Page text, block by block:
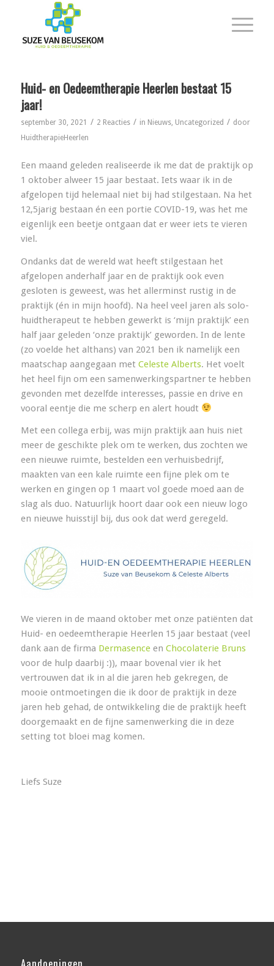
Huid- en Oedeemtherapie Heerlen bestaat 15
jaar!
september 30, 2021 / 2 Reacties / in Nieuws, Uncategorized / door
HuidtherapieHeerlen
Een maand geleden realiseerde ik me dat de praktijk op
1 oktober alweer 15 jaar bestaat. Iets waar ik in de
afgelopen tijd helemaal niet bij had stilgestaan. Na het
12,5jarig bestaan én een portie COVID-19, was het me
eigenlijk een beetje ontgaan dat er weer iets te vieren
viel.
Ondanks dat de wereld wat heeft stilgestaan het
afgelopen anderhalf jaar en de praktijk ook even
gesloten is geweest, was het allerminst rustig in de
praktijk (én in mijn hoofd). Na heel veel jaren als solo-
huidtherapeut te hebben gewerkt is ‘mijn praktijk’ een
half jaar geleden ‘onze praktijk’ geworden. In de lente
(zo voelde het althans) van 2021 ben ik namelijk een
maatschap aangegaan met Celeste Alberts. Het voelt
het heel fijn om een samenwerkingspartner te hebben
gevonden met dezelfde interesses, passie en drive en
vooral eentje die me scherp en alert houdt
Met een collega erbij, was mijn praktijk aan huis niet
meer de geschikte plek om te werken, dus zochten we
een nieuwe ruimte, bestelden een verhuisbedrijf,
maakten van een kale ruimte een fijne plek om te
werken en gingen op 1 maart vol goede moed aan de
slag als duo. Natuurlijk hoort daar ook een nieuw logo
en nieuwe huisstijl bij, dus ook dat werd geregeld.
We vieren in de maand oktober met onze patiënten dat
Huid- en oedeemtherapie Heerlen 15 jaar bestaat (veel
dank aan de firma Dermasenceen Chocolaterie Bruns
voor de hulp daarbij :)), maar bovenal vier ik het
vertrouwen dat ik in al die jaren heb gekregen, de
mooie ontmoetingen die ik door de praktijk in deze
jaren heb gehad, de ontwikkeling die de praktijk heeft
doorgemaakt en de fijne samenwerking die in deze
setting tot bloei mag komen.
Liefs Suze